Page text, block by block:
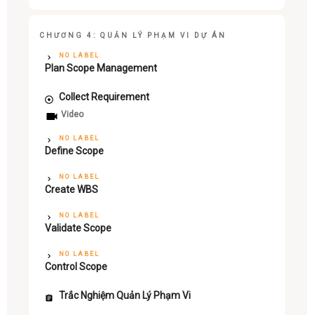
CHƯƠNG 4: QUẢN LÝ PHẠM VI DỰ ÁN
NO LABEL
Plan Scope Management
Collect Requirement
Video
NO LABEL
Define Scope
NO LABEL
Create WBS
NO LABEL
Validate Scope
NO LABEL
Control Scope
Trắc Nghiệm Quản Lý Phạm Vi